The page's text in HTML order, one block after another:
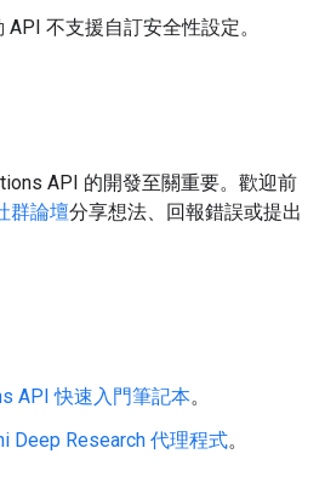
API 不支援自訂安全性設定。
API 的開發至關重要。歡迎前
群論壇分享想法、回報錯誤或提出
API 快速入門筆記本。
Deep Research 代理程式。